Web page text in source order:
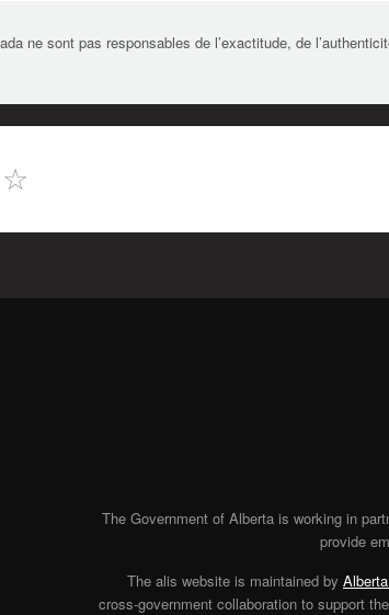
ne sont pas responsables de l’exactitude, de
☆
The Government of Alberta is working in
provide
The alis website is maintained by
cross-government collaboration to support